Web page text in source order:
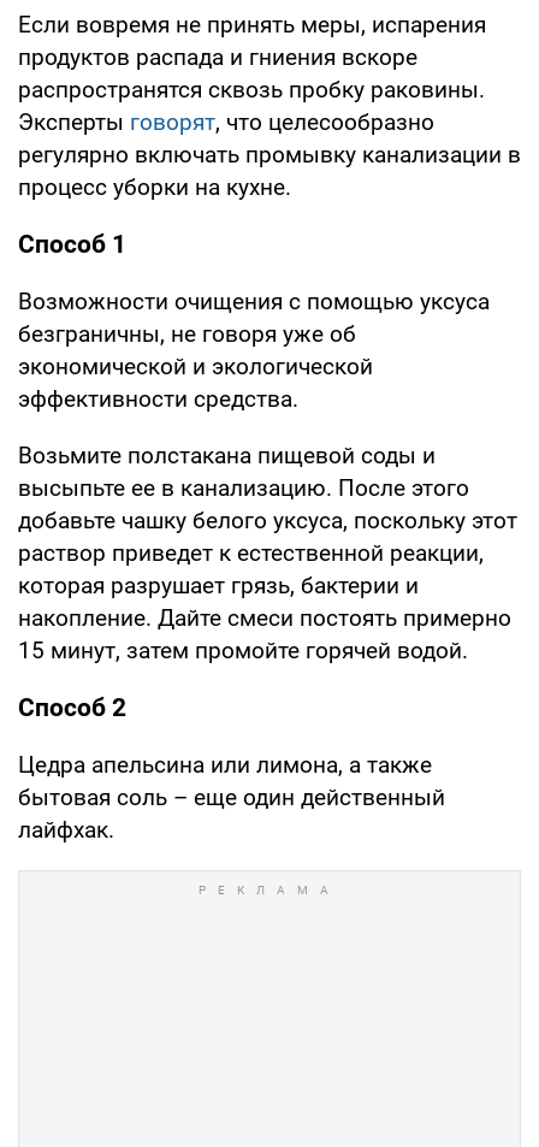
Если вовремя не принять меры, испарения
продуктов распада и гниения вскоре
распространятся сквозь пробку раковины.
Эксперты говорят, что целесообразно
регулярно включать промывку канализации в
процесс уборки на кухне.
Способ 1
Возможности очищения с помощью уксуса
безграничны, не говоря уже об
экономической и экологической
эффективности средства.
Возьмите полстакана пищевой соды и
высыпьте ее в канализацию. После этого
добавьте чашку белого уксуса, поскольку этот
раствор приведет к естественной реакции,
которая разрушает грязь, бактерии и
накопление. Дайте смеси постоять примерно
15 минут, затем промойте горячей водой.
Способ 2
Цедра апельсина или лимона, а также
бытовая соль – еще один действенный
лайфхак.